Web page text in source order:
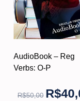
AudioBook – Reg
Verbs: O-P
R$50,00 R$